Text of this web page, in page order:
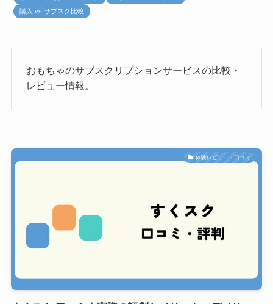
購入 vs サブスク比較
おもちゃのサブスクリプションサービスの比較・
レビュー情報。
体験レビュー・口コミ